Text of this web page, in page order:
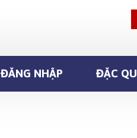
ĐĂNG NHẬP ĐẶC